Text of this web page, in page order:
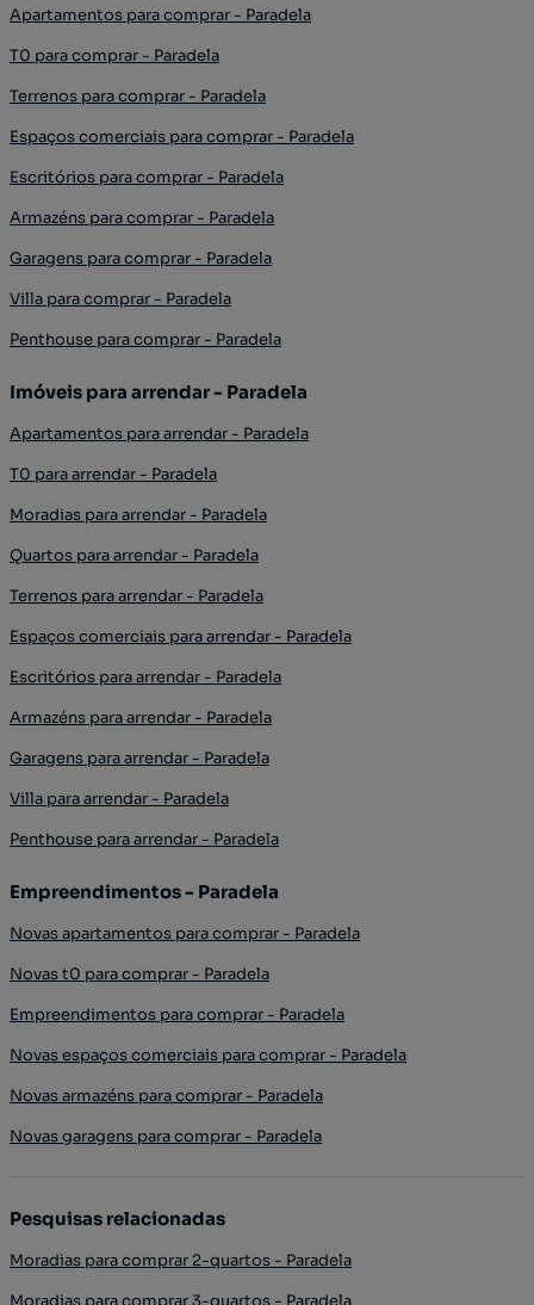
Apartamentos para comprar - Paradela
T0 para comprar - Paradela
Terrenos para comprar - Paradela
Espaços comerciais para comprar - Paradela
Escritórios para comprar - Paradela
Armazéns para comprar - Paradela
Garagens para comprar - Paradela
Villa para comprar - Paradela
Penthouse para comprar - Paradela
Imóveis para arrendar - Paradela
Apartamentos para arrendar - Paradela
T0 para arrendar - Paradela
Moradias para arrendar - Paradela
Quartos para arrendar - Paradela
Terrenos para arrendar - Paradela
Espaços comerciais para arrendar - Paradela
Escritórios para arrendar - Paradela
Armazéns para arrendar - Paradela
Garagens para arrendar - Paradela
Villa para arrendar - Paradela
Penthouse para arrendar - Paradela
Empreendimentos - Paradela
Novas apartamentos para comprar - Paradela
Novas t0 para comprar - Paradela
Empreendimentos para comprar - Paradela
Novas espaços comerciais para comprar - Paradela
Novas armazéns para comprar - Paradela
Novas garagens para comprar - Paradela
Pesquisas relacionadas
Moradias para comprar 2-quartos - Paradela
Moradias para comprar 3-quartos - Paradela